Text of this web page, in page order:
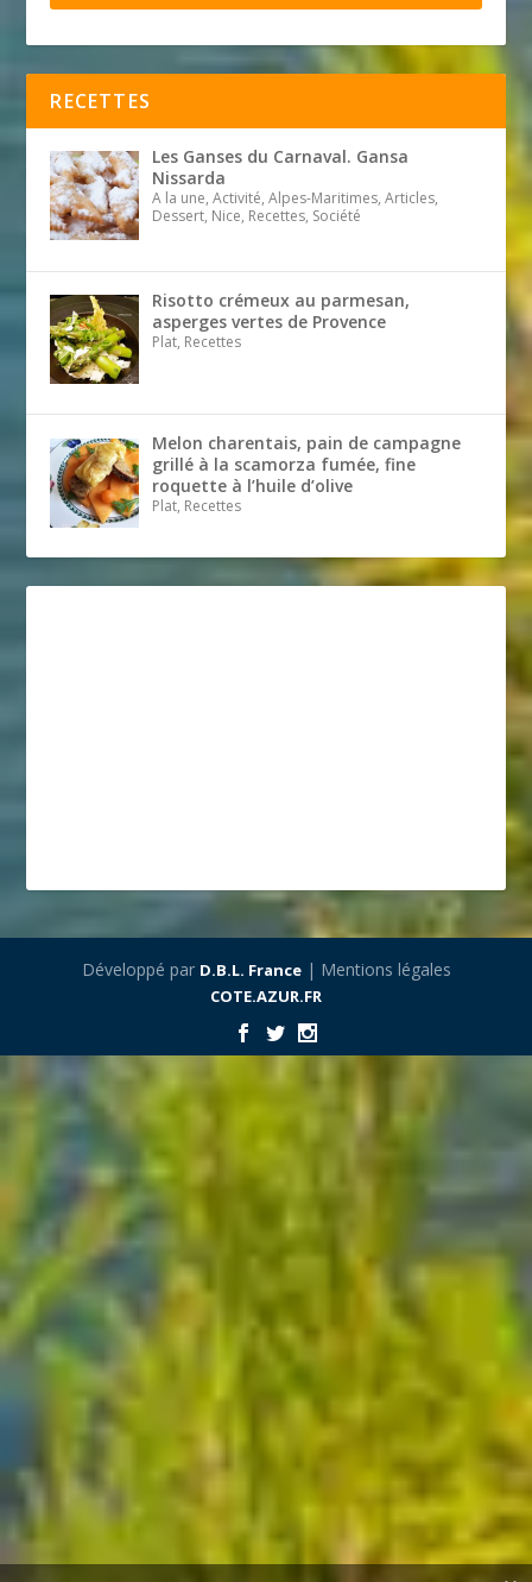
RECETTES
Les Ganses du Carnaval. Gansa
Nissarda
A la une, Activité, Alpes-Maritimes, Articles,
Dessert, Nice, Recettes, Société
Risotto crémeux au parmesan,
asperges vertes de Provence
Plat, Recettes
Melon charentais, pain de campagne
grillé à la scamorza fumée, fine
roquette à l’huile d’olive
Plat, Recettes
Développé par D.B.L. France| Mentions légales
COTE.AZUR.FR